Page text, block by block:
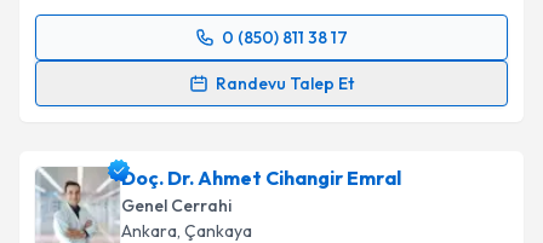
0 (850) 811 38 17
Randevu Talep Et
Randevu Takvimi Talebi
takvim hazırlandığında e-posta ile bilgilendireceğiz.
E-posta Adresiniz
Doç. Dr. Ahmet Cihangir Emral
Genel Cerrahi
Ankara, Çankaya